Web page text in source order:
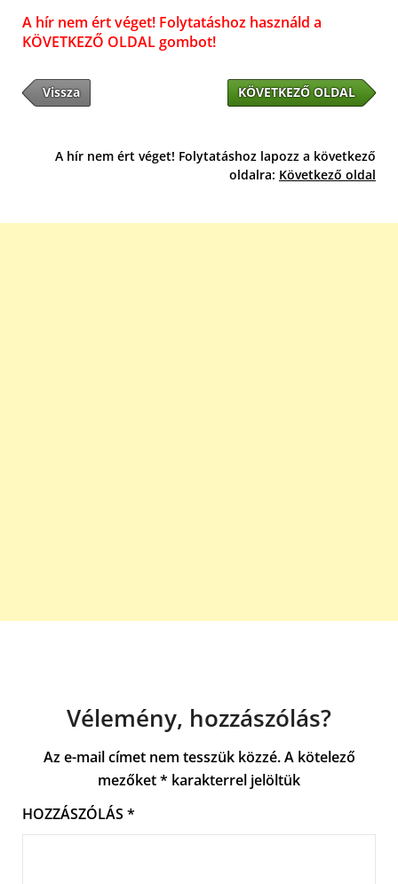
A hír nem ért véget! Folytatáshoz használd a
KÖVETKEZŐ OLDAL gombot!
Vissza KÖVETKEZŐ OLDAL
A hír nem ért véget! Folytatáshoz lapozz a következő
oldalra: Következő oldal
Vélemény, hozzászólás?
Az e-mail címet nem tesszük közzé. A kötelező
mezőket* karakterrel jelöltük
HOZZÁSZÓLÁS *